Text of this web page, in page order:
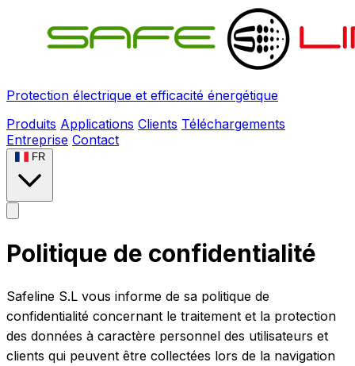
Protection électrique et efficacité énergétique
Produits Applications Clients Téléchargements
Entreprise Contact
FR
Politique de confidentialité
Safeline S.L vous informe de sa politique de
confidentialité concernant le traitement et la protection
des données à caractère personnel des utilisateurs et
clients qui peuvent être collectées lors de la navigation